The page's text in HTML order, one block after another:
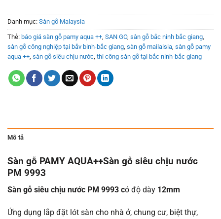
Danh mục: Sàn gỗ Malaysia
Thẻ: báo giá sàn gỗ pamy aqua ++ SAN GO, sàn gỗ bắc ninh bắc giang
sàn gỗ công nghiệp tại bắv binh-bắc giang sàn gỗ mailaisia sàn gỗ pamy
aqua ++ sàn gỗ siêu chịu nước thi công sàn gỗ tại bắc ninh-bắc giang
Mô tả
Sàn gỗ PAMY AQUA++Sàn gỗ siêu chịu nước
PM 9993
Sàn gỗ siêu chịu nước PM 9993 có độ dày 12mm
Ứng dụng lắp đặt lót sàn cho nhà ở, chung cư, biệt thự,